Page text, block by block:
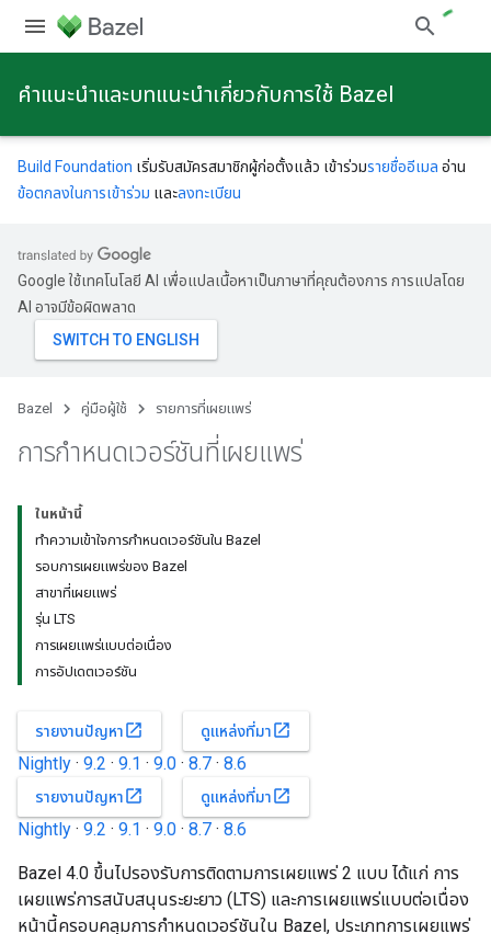
คําแนะนําและบทแนะนําเกี่ยวกับการใช้ Bazel
Build Foundation เริ่มรับสมัครสมาชิกผู้ก่อตั้งแล้ว เข้าร่วมรายชื่ออีเมล อ่าน
ข้อตกลงในการเข้าร่วม และลงทะเบียน
Google ใช้เทคโนโลยี AI เพื่อแปลเนื้อหาเป็นภาษาที่คุณต้องการ การแปลโดย
AI อาจมีข้อผิดพลาด
Bazel คู่มือผู้ใช้ รายการที่เผยแพร่
การกำหนดเวอร์ชันที่เผยแพร่
ในหน้านี้
ทำความเข้าใจการกำหนดเวอร์ชันใน Bazel
รอบการเผยแพร่ของ Bazel
สาขาที่เผยแพร่
รุ่น LTS
การเผยแพร่แบบต่อเนื่อง
การอัปเดตเวอร์ชัน
รายงานปัญหาopen_in_new ดูแหล่งที่มาopen_in_new
Nightly · 9.2 · 9.1 · 9.0 · 8.7 · 8.6
รายงานปัญหาopen_in_new ดูแหล่งที่มาopen_in_new
Nightly · 9.2 · 9.1 · 9.0 · 8.7 · 8.6
Bazel 4.0 ขึ้นไปรองรับการติดตามการเผยแพร่ 2 แบบ ได้แก่ การ
เผยแพร่การสนับสนุนระยะยาว (LTS) และการเผยแพร่แบบต่อเนื่อง
หน้านี้ครอบคลุมการกำหนดเวอร์ชันใน Bazel, ประเภทการเผยแพร่